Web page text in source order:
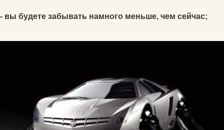
- вы будете забывать намного меньше, чем сейчас;